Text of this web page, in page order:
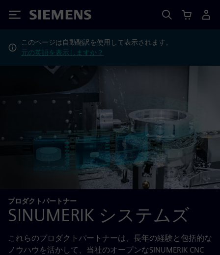
Siemens
このページは自動翻訳を使用して表示されます。
元の英語を表示しますか？
プロダクトパートナー
SINUMERIK システムズ
これらのプロダクトパートナーは、長年の経験と包括的な
ノウハウを活かして、当社のオープンなSINUMERIK CNC